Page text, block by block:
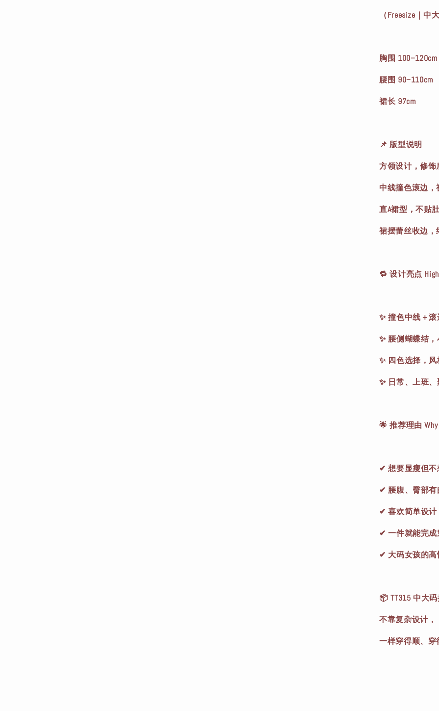
（Freesize｜中
胸围 100–120cm
腰围 90–110cm
裙长 97cm
📌 版型说明
方领设计，修饰
中线撞色滚边，
直A裙型，不贴
裙摆蕾丝收边，
🔁 设计亮点
✨ 撞色中线＋
✨ 腰侧蝴蝶结
✨ 四色选择，
✨ 日常、上班
🌟 推荐理由 Why
✔ 想要显瘦但不
✔ 腰腹、臀部
✔ 喜欢简单设
✔ 一件就能完成
✔ 大码女孩的高
📦 TT315 中大
不靠复杂设计，
一样穿得顺、穿